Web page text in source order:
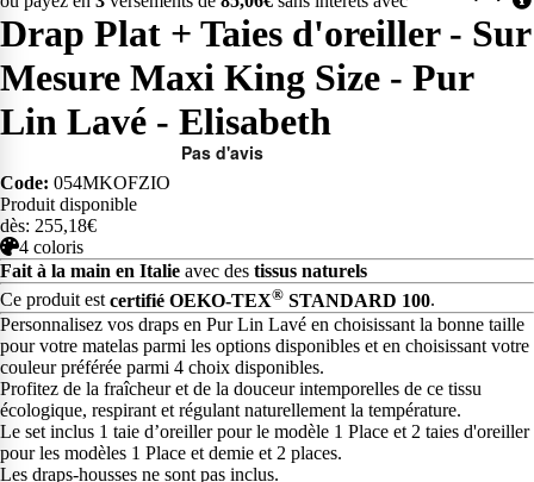
Drap Plat + Taies d'oreiller - Sur
Mesure Maxi King Size - Pur
Lin Lavé - Elisabeth
Code: 054MKOFZIO
Produit disponible
dès: 255,18€
4 coloris
Fait à la main en Italie avec des tissus naturels
Ce produit estcertifié OEKO-TEX® STANDARD 100.
Personnalisez vos draps en Pur Lin Lavé en choisissant la bonne taille
pour votre matelas parmi les options disponibles et en choisissant votre
couleur préférée parmi 4 choix disponibles.
Profitez de la fraîcheur et de la douceur intemporelles de ce tissu
écologique, respirant et régulant naturellement la température.
Le set inclus 1 taie d’oreiller pour le modèle 1 Place et 2 taies d'oreiller
pour les modèles 1 Place et demie et 2 places.
Les draps-housses ne sont pas inclus.